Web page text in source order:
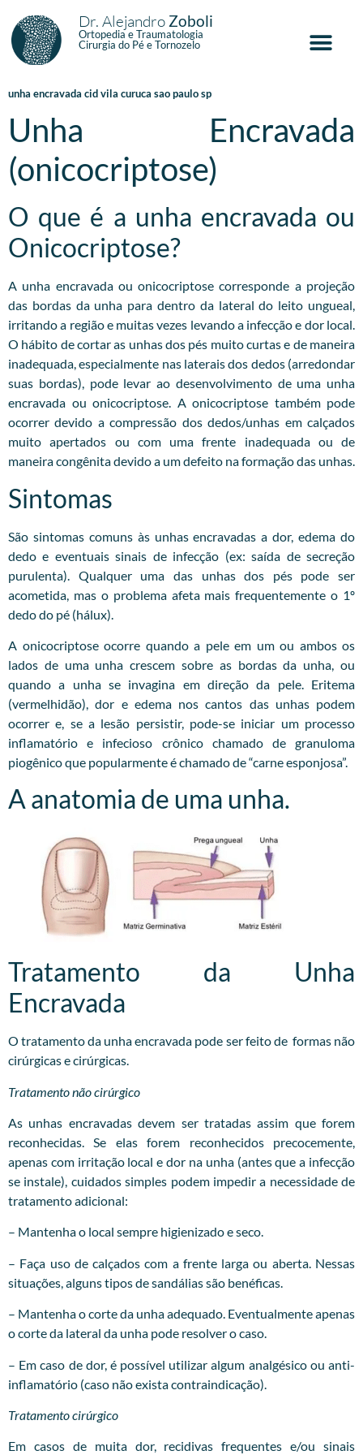
Dr. Alejandro Zoboli
Ortopedia e Traumatologia
Cirurgia do Pé e Tornozelo
unha encravada cid vila curuca sao paulo sp
Unha Encravada
(onicocriptose)
O que é a unha encravada ou
Onicocriptose?
A unha encravada ou onicocriptose corresponde a projeção
das bordas da unha para dentro da lateral do leito ungueal,
irritando a região e muitas vezes levando a infecção e dor local.
O hábito de cortar as unhas dos pés muito curtas e de maneira
inadequada, especialmente nas laterais dos dedos (arredondar
suas bordas), pode levar ao desenvolvimento de uma unha
encravada ou onicocriptose. A onicocriptose também pode
ocorrer devido a compressão dos dedos/unhas em calçados
muito apertados ou com uma frente inadequada ou de
maneira congênita devido a um defeito na formação das unhas.
Sintomas
São sintomas comuns às unhas encravadas a dor, edema do
dedo e eventuais sinais de infecção (ex: saída de secreção
purulenta). Qualquer uma das unhas dos pés pode ser
acometida, mas o problema afeta mais frequentemente o 1º
dedo do pé (hálux).
A onicocriptose ocorre quando a pele em um ou ambos os
lados de uma unha crescem sobre as bordas da unha, ou
quando a unha se invagina em direção da pele. Eritema
(vermelhidão), dor e edema nos cantos das unhas podem
ocorrer e, se a lesão persistir, pode-se iniciar um processo
inflamatório e infecioso crônico chamado de granuloma
piogênico que popularmente é chamado de “carne esponjosa”.
A anatomia de uma unha.
Tratamento da Unha
Encravada
O tratamento da unha encravada pode ser feito de formas não
cirúrgicas e cirúrgicas.
Tratamento não cirúrgico
As unhas encravadas devem ser tratadas assim que forem
reconhecidas. Se elas forem reconhecidos precocemente,
apenas com irritação local e dor na unha (antes que a infecção
se instale), cuidados simples podem impedir a necessidade de
tratamento adicional:
– Mantenha o local sempre higienizado e seco.
– Faça uso de calçados com a frente larga ou aberta. Nessas
situações, alguns tipos de sandálias são benéficas.
– Mantenha o corte da unha adequado. Eventualmente apenas
o corte da lateral da unha pode resolver o caso.
– Em caso de dor, é possível utilizar algum analgésico ou anti-
inflamatório (caso não exista contraindicação).
Tratamento cirúrgico
Em casos de muita dor, recidivas frequentes e/ou sinais